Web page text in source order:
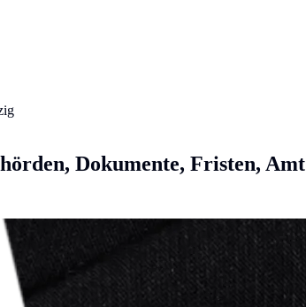
Dokumente, Fristen, Amt